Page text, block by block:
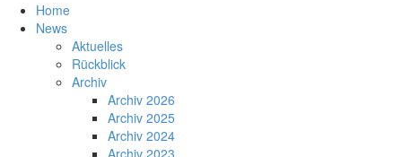
Home
News
Aktuelles
Rückblick
Archiv
Archiv 2026
Archiv 2025
Archiv 2024
Archiv 2023